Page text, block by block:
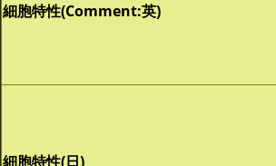
細胞特性(Comment:英)
細胞特性(日)